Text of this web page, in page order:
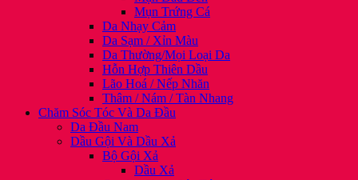
Mụn Trứng Cá
Da Nhạy Cảm
Da Sạm / Xỉn Màu
Da Thường/Mọi Loại Da
Hỗn Hợp Thiên Dầu
Lão Hoá / Nếp Nhăn
Thâm / Nám / Tàn Nhang
Chăm Sóc Tóc Và Da Đầu
Da Đầu Nam
Dầu Gội Và Dầu Xả
Bộ Gội Xả
Dầu Xả